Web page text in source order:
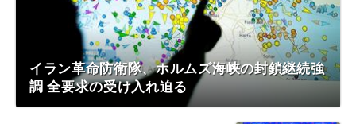
イラン革命防衛隊、ホルムズ海峡の封鎖継続強
調 全要求の受け入れ迫る